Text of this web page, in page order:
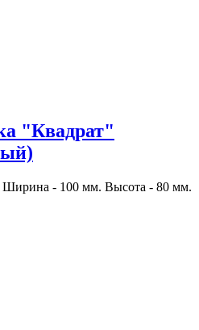
"Квадрат"
Ширина - 100 мм. Высота - 80 мм.